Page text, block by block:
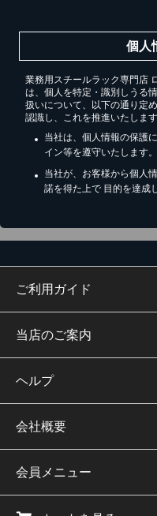
個人
業務用スチールラック専門店
は、個人を特定・識別しうる
扱いについて、以下の通り定
認識し、これを推進いたします
当社は、個人情報の保護
イン等を遵守いたします。
当社が、お客様から個人
諾を得た上で 目的を達成
ご利用ガイド
当店のご案内
ヘルプ
会社概要
会員メニュー